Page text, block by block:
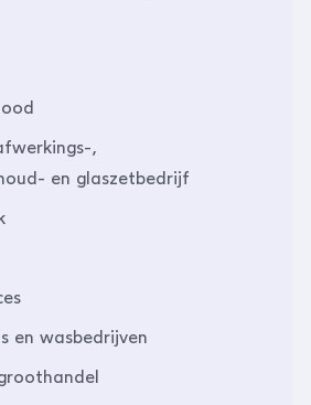
,
en glaszetbedrijf
en wasbedrijven